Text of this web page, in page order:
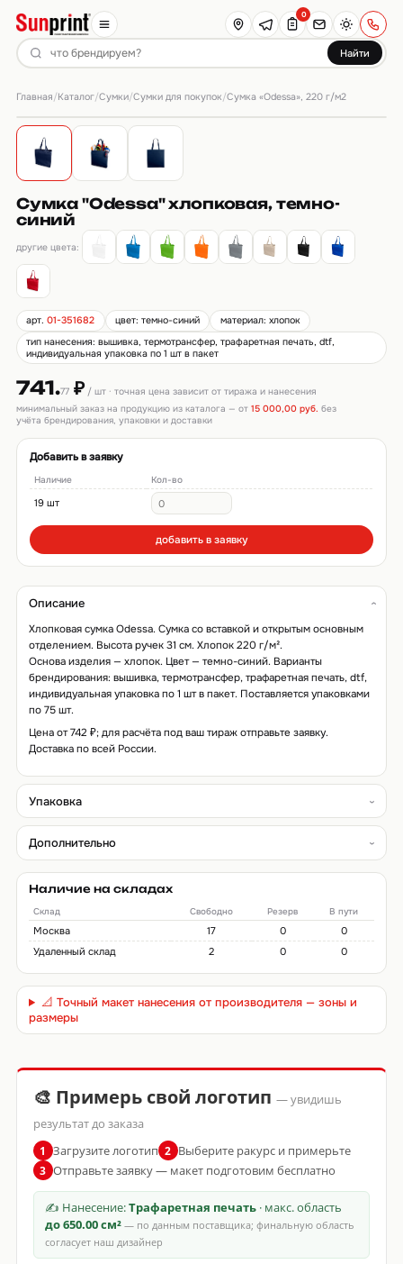
Найти
0
Главная/Каталог/Сумки/Сумки для покупок/Сумка «Odessa», 220 г/м2
Сумка "Odessa" хлопковая, темно-
синий
другие цвета:
арт.01-351682 цвет: темно-синий
материал: хлопок
тип нанесения: вышивка, термотрансфер, трафаретная печать, dtf,
индивидуальная упаковка по 1 шт в пакет
741.77₽/ шт · точная цена зависит от тиража и нанесения
минимальный заказ на продукцию из каталога — от 15 000,00 руб. без
учёта брендирования, упаковки и доставки
Добавить в заявку
Наличие Кол-во
19 шт
добавить в заявку
Описание
Хлопковая сумка Odessa. Сумка со вставкой и открытым основным
отделением. Высота ручек 31 см. Хлопок 220 г/м².
Основа изделия — хлопок. Цвет — темно-синий. Варианты
брендирования: вышивка, термотрансфер, трафаретная печать, dtf,
индивидуальная упаковка по 1 шт в пакет. Поставляется упаковками
по 75 шт.
Цена от 742 ₽; для расчёта под ваш тираж отправьте заявку.
Доставка по всей России.
Упаковка
Дополнительно
Наличие на складах
Склад Свободно Резерв В пути
Москва 17 0
0
Удаленный склад
2 0 0
📐 Точный макет нанесения от производителя — зоны и
размеры
🎨 Примерь свой логотип — увидишь
результат до заказа
1 Загрузите логотип 2 Выберите ракурс и примерьте
3 Отправьте заявку — макет подготовим бесплатно
✍ Нанесение:Трафаретная печать· макс. область
до 650.00 см²— по данным поставщика; финальную область
согласует наш дизайнер